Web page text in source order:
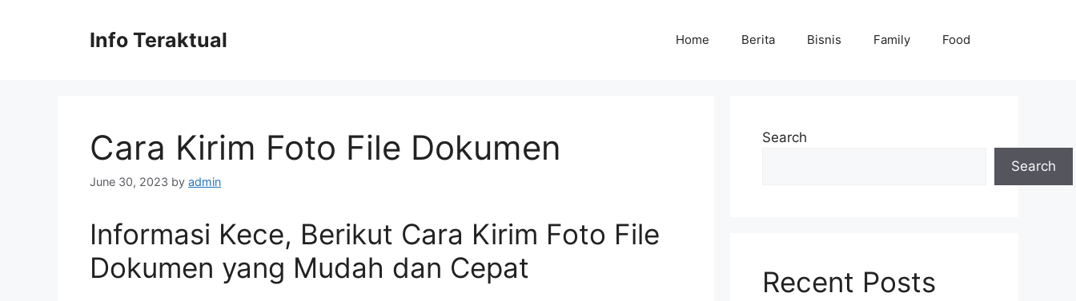
Info Teraktual Home Berita Bisnis Family Food
Cara Kirim Foto File Dokumen
June 30, 2023 by admin
Informasi Kece, Berikut Cara Kirim Foto File
Dokumen yang Mudah dan Cepat
Search
Search
Recent Posts